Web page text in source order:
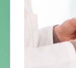
Форум